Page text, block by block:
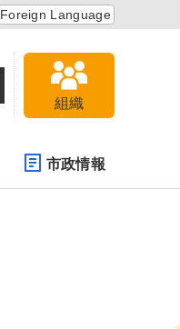
Foreign Language
組織
市政情報